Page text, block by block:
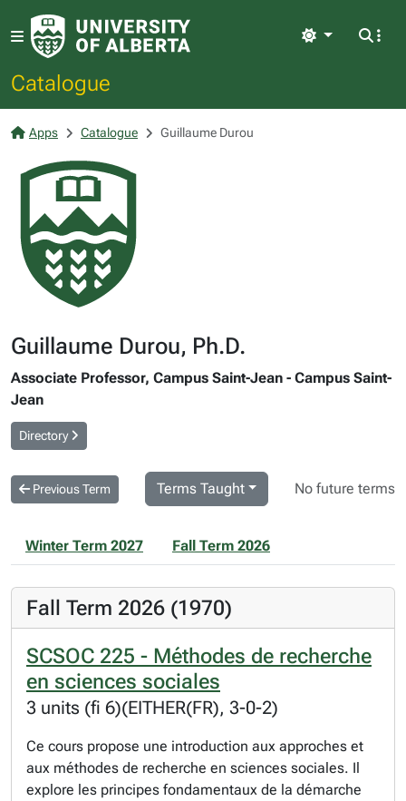
Catalogue
Light
Apps Catalogue Guillaume Durou
Guillaume Durou, Ph.D.
Associate Professor, Campus Saint-Jean - Campus Saint-
Jean
Directory
Previous Term Terms Taught No future terms
Winter Term 2027 Fall Term 2026
Fall Term 2026 (1970)
SCSOC 225 - Méthodes de recherche
en sciences sociales
3 units (fi 6)(EITHER(FR), 3-0-2)
Ce cours propose une introduction aux approches et
aux méthodes de recherche en sciences sociales. Il
explore les principes fondamentaux de la démarche